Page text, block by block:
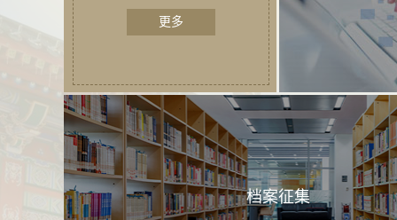
更多
档案征集